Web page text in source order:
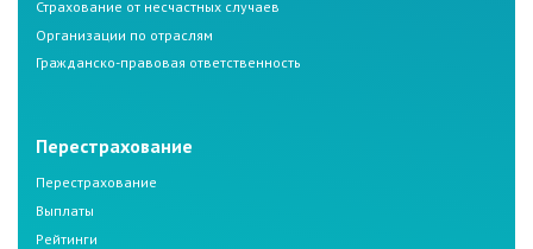
Страхование от несчастных случаев
Организации по отраслям
Гражданско-правовая ответственность
Перестрахование
Перестрахование
Выплаты
Рейтинги